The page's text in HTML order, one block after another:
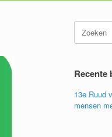
Zoeken
naar:
Recente
13e Ruud
mensen